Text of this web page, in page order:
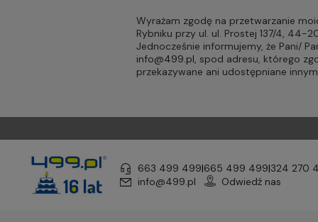
Wyrażam zgodę na przetwarzanie
Rybniku przy ul. ul. Prostej 137/4, 44-
Jednocześnie informujemy, że Pani/
info@499.pl, spod adresu, którego
przekazywane ani udostępniane
663 499 499|665 499 499|324 270
info@499.pl
Odwiedź nas